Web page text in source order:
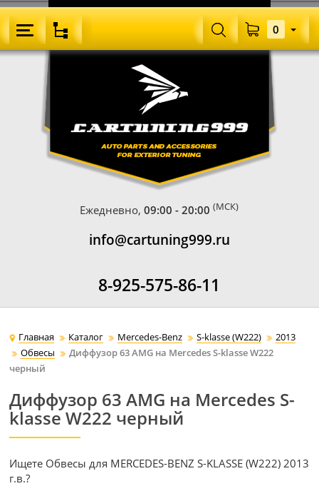
Ежедневно,09:00 - 20:00 (МСК)
info@cartuning999.ru
8-925-575-86-11
0
Главная Каталог Mercedes-Benz S-klasse (W222)
2013
Обвесы
Диффузор 63 AMG на Mercedes S-klasse W222
черный
Диффузор 63 AMG на Mercedes S-
klasse W222 черный
Ищете Обвесы для MERCEDES-BENZ S-KLASSE (W222) 2013
г.в.?